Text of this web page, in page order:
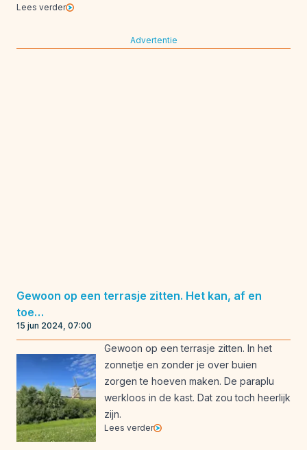
Lees verder
Advertentie
Gewoon op een terrasje zitten. Het kan, af en
toe…
15 jun 2024, 07:00
Gewoon op een terrasje zitten. In het
zonnetje en zonder je over buien
zorgen te hoeven maken. De paraplu
werkloos in de kast. Dat zou toch heerlijk
zijn.
Lees verder